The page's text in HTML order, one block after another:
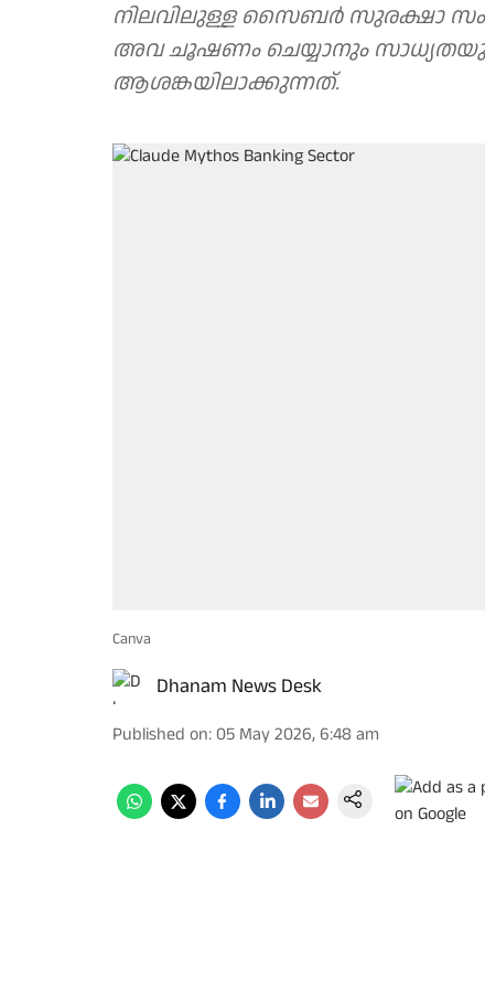
നിലവിലുള്ള സൈബർ സുരക്ഷാ
അവ ചൂഷണം ചെയ്യാനും
ആശങ്കയിലാക്കുന്നത്.
Canva
Dhanam News Desk
Published on: 05 May 2026, 6:48 am